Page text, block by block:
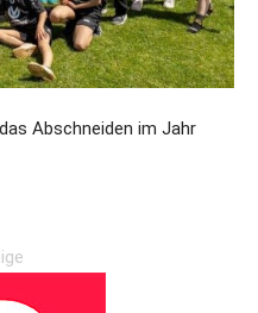
Abschneiden im Jahr